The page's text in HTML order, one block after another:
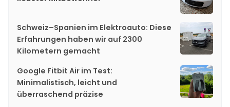
Schweiz–Spanien im Elektroauto: Diese
Erfahrungen haben wir auf 2300
Kilometern gemacht
Google Fitbit Air im Test:
Minimalistisch, leicht und
überraschend präzise